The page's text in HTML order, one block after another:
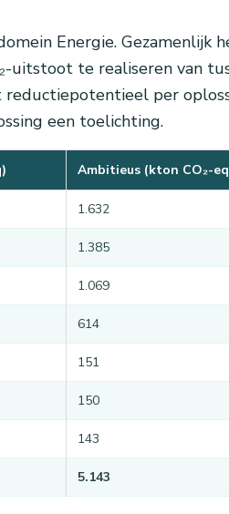
Energie. Gezamenlijk
uitstoot te realiseren van
reductiepotentieel per
een toelichting.
Ambitieus (kton CO₂-
1.632
1.385
1.069
614
151
150
143
5.143